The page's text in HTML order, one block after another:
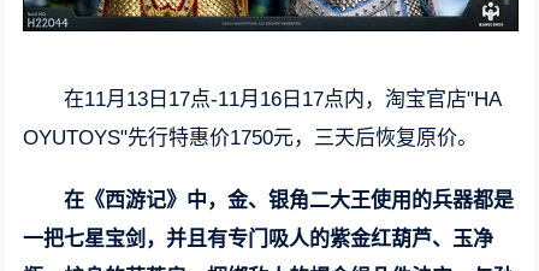
在11月13日17点-11月16日17点内，淘宝官店"HA
OYUTOYS"先行特惠价1750元，三天后恢复原价。
在《西游记》中，金、银角二大王使用的兵器都是
一把七星宝剑，并且有专门吸人的紫金红葫芦、玉净